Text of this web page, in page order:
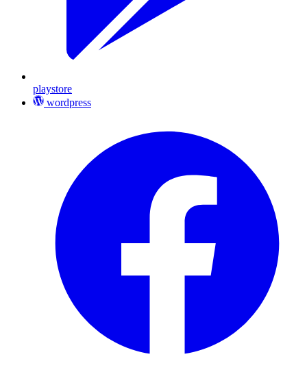
playstore
wordpress